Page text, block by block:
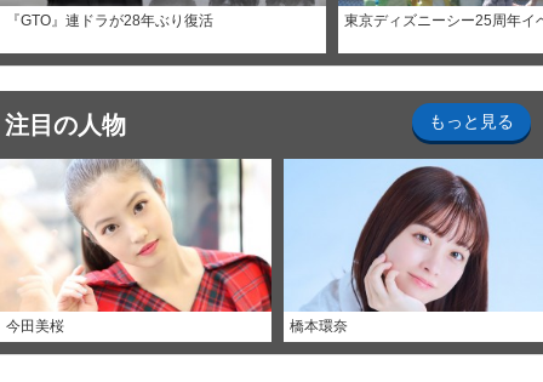
『GTO』連ドラが28年ぶり復活 東京ディズニーシー25周年イ
注目の人物 もっと見る
今田美桜 橋本環奈